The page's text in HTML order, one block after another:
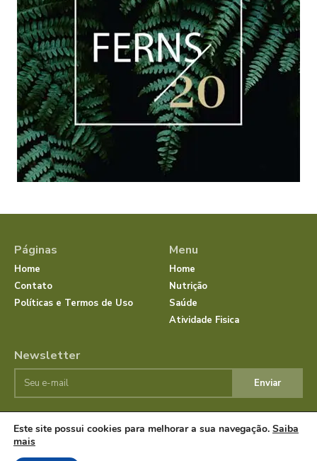
Páginas
Home
Contato
Políticas e Termos de Uso
Menu
Home
Nutrição
Saúde
Atividade Fisica
Newsletter
Enviar
© JornalSaudeBemEstar.Com.Br 2025 Todos os direitos
reservados.
Este site possui cookies para melhorar a sua navegação. Saiba
mais